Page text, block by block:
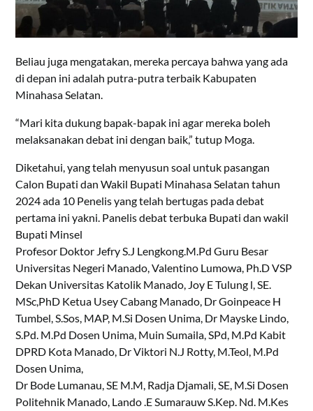
Beliau juga mengatakan, mereka percaya bahwa yang ada
di depan ini adalah putra-putra terbaik Kabupaten
Minahasa Selatan.
“Mari kita dukung bapak-bapak ini agar mereka boleh
melaksanakan debat ini dengan baik,” tutup Moga.
Diketahui, yang telah menyusun soal untuk pasangan
Calon Bupati dan Wakil Bupati Minahasa Selatan tahun
2024 ada 10 Penelis yang telah bertugas pada debat
pertama ini yakni. Panelis debat terbuka Bupati dan wakil
Bupati Minsel
Profesor Doktor Jefry S.J Lengkong.M.Pd Guru Besar
Universitas Negeri Manado, Valentino Lumowa, Ph.D VSP
Dekan Universitas Katolik Manado, Joy E Tulung l, SE.
MSc,PhD Ketua Usey Cabang Manado, Dr Goinpeace H
Tumbel, S.Sos, MAP, M.Si Dosen Unima, Dr Mayske Lindo,
S.Pd. M.Pd Dosen Unima, Muin Sumaila, SPd, M.Pd Kabit
DPRD Kota Manado, Dr Viktori N.J Rotty, M.Teol, M.Pd
Dosen Unima,
Dr Bode Lumanau, SE M.M, Radja Djamali, SE, M.Si Dosen
Politehnik Manado, Lando .E Sumarauw S.Kep. Nd. M.Kes